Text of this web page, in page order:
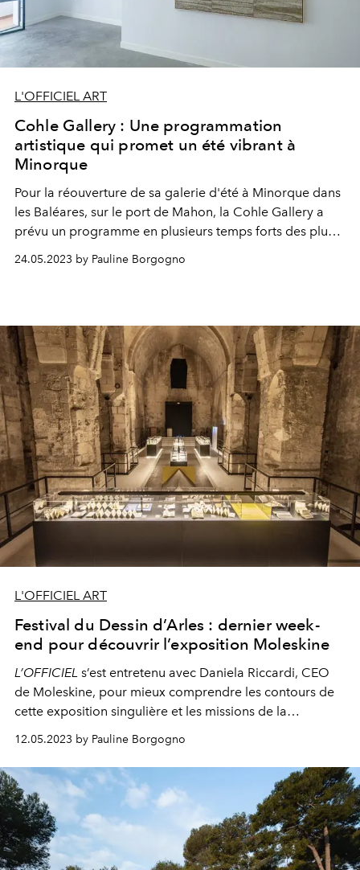
L'OFFICIEL ART
Cohle Gallery : Une programmation
artistique qui promet un été vibrant à
Minorque
Pour la réouverture de sa galerie d'été à Minorque dans
les Baléares, sur le port de Mahon, la Cohle Gallery a
prévu un programme en plusieurs temps forts des plus
réjouissants.
24.05.2023 by Pauline Borgogno
L'OFFICIEL ART
Festival du Dessin d’Arles : dernier week-
end pour découvrir l’exposition Moleskine
L’OFFICIEL s’est entretenu avec Daniela Riccardi, CEO
de Moleskine, pour mieux comprendre les contours de
cette exposition singulière et les missions de la
Fondation Moleskine.
12.05.2023 by Pauline Borgogno